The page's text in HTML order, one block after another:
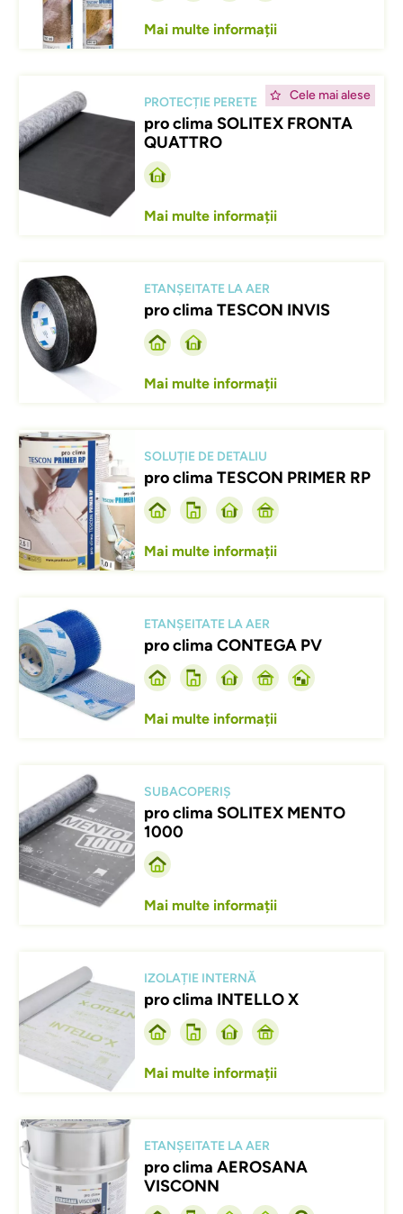
Mai multe informații
Cele mai alese
PROTECȚIE PERETE
pro clima SOLITEX FRONTA
QUATTRO
Mai multe informații
Afbeelding
ETANȘEITATE LA AER
pro clima TESCON INVIS
Mai multe informații
Afbeelding
SOLUȚIE DE DETALIU
pro clima TESCON PRIMER RP
Mai multe informații
Afbeelding
ETANȘEITATE LA AER
pro clima CONTEGA PV
Mai multe informații
Afbeelding
SUBACOPERIȘ
pro clima SOLITEX MENTO
1000
Mai multe informații
IZOLAȚIE INTERNĂ
pro clima INTELLO X
Mai multe informații
Afbeelding
ETANȘEITATE LA AER
pro clima AEROSANA
VISCONN